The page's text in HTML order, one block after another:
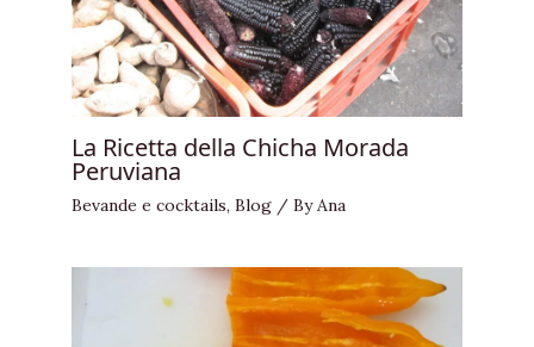
La Ricetta della Chicha Morada
Peruviana
Bevande e cocktails, Blog / By Ana